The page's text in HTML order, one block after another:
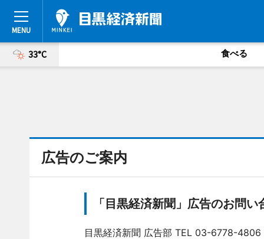
33°C 食べる
広告のご案内
「目黒経済新聞」広告のお問い
目黒経済新聞 広告部 TEL 03-6778-4806